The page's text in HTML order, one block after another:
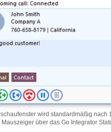
wird standardmäßig
über das Go Integrator